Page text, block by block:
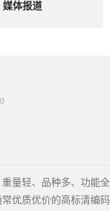
媒体报道
0
量轻、品种多、功能
优质优价的高标清编